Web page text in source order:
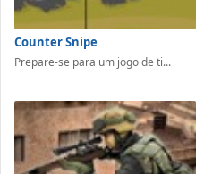
Counter Snipe
Prepare-se para um jogo de ti...